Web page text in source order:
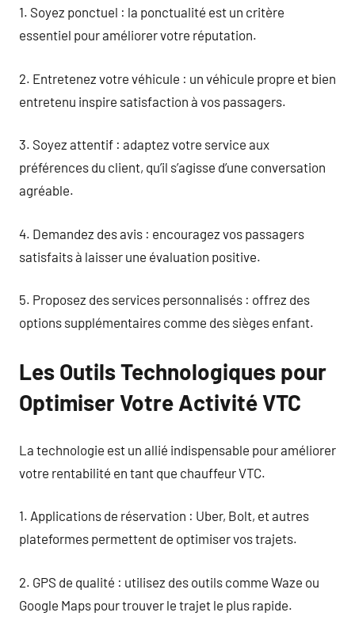
1. Soyez ponctuel : la ponctualité est un critère
essentiel pour améliorer votre réputation.
2. Entretenez votre véhicule : un véhicule propre et bien
entretenu inspire satisfaction à vos passagers.
3. Soyez attentif : adaptez votre service aux
préférences du client, qu’il s’agisse d’une conversation
agréable.
4. Demandez des avis : encouragez vos passagers
satisfaits à laisser une évaluation positive.
5. Proposez des services personnalisés : offrez des
options supplémentaires comme des sièges enfant.
Les Outils Technologiques pour
Optimiser Votre Activité VTC
La technologie est un allié indispensable pour améliorer
votre rentabilité en tant que chauffeur VTC.
1. Applications de réservation : Uber, Bolt, et autres
plateformes permettent de optimiser vos trajets.
2. GPS de qualité : utilisez des outils comme Waze ou
Google Maps pour trouver le trajet le plus rapide.